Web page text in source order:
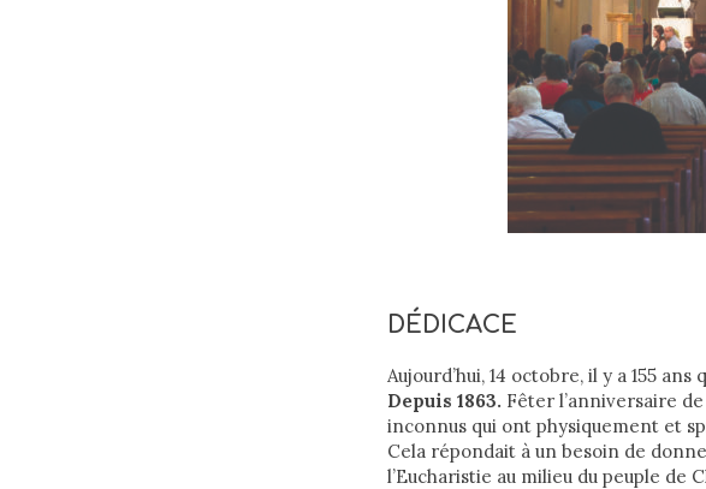
DÉDICACE
Aujourd’hui, 14 octobre, il y a 155
Depuis 1863. Fêter l’anniversaire
inconnus qui ont physiquement et
Cela répondait à un besoin de
l’Eucharistie au milieu du peuple de